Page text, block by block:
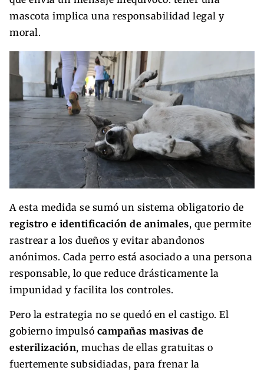
mascota implica una responsabilidad legal y
moral.
A esta medida se sumó un sistema obligatorio de
registro e identificación de animales, que permite
rastrear a los dueños y evitar abandonos
anónimos. Cada perro está asociado a una persona
responsable, lo que reduce drásticamente la
impunidad y facilita los controles.
Pero la estrategia no se quedó en el castigo. El
gobierno impulsó campañas masivas de
esterilización, muchas de ellas gratuitas o
fuertemente subsidiadas, para frenar la